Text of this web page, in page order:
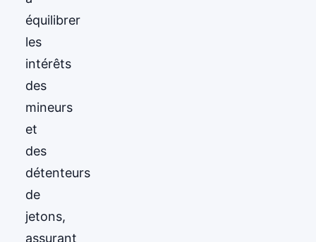
équilibrer
les
intérêts
des
mineurs
et
des
détenteurs
de
jetons,
assurant